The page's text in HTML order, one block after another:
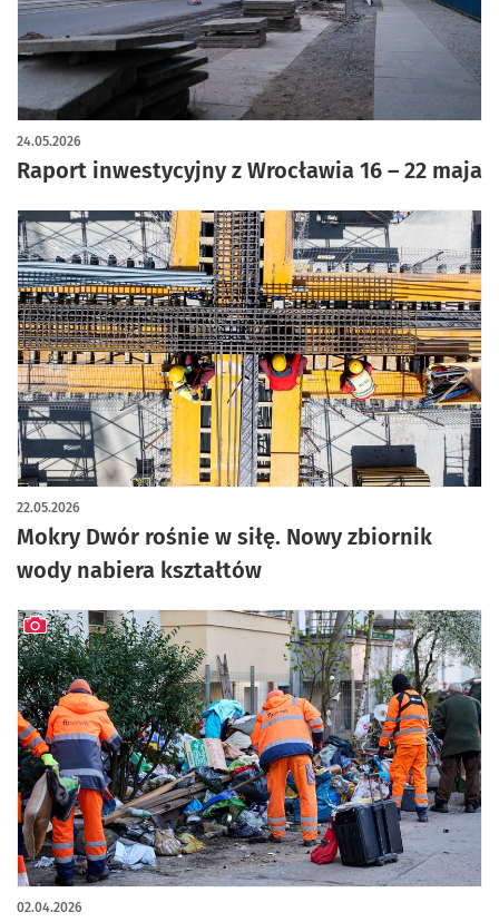
Raport inwestycyjny z Wrocławia 16 – 22 maja
24.05.2026
Mokry Dwór rośnie w siłę. Nowy zbiornik
wody nabiera kształtów
22.05.2026
02.04.2026
artykuł z galerią zdjęć